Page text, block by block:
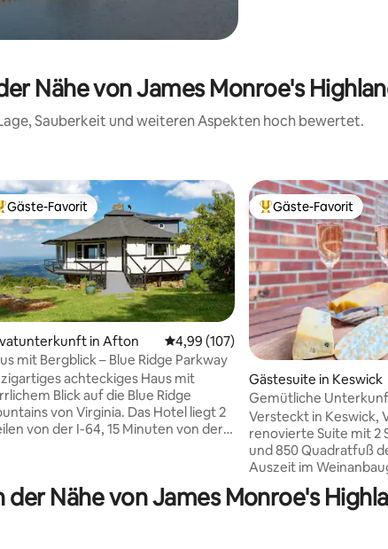
Nähe von James Monroe's
Sauberkeit und weiteren Aspekten hoch bewertet.
Bewertung: 5 von 5, 147 Bewertungen
Gäste-Favorit.
Gäste-Favorit
in Afton Durchschnittliche Bewertung: 4,99
4,99 (107)
mit Bergblick – Blue Ridge Parkway
achteckiges Haus mit
Blick auf die Blue Ridge
von Virginia. Das Hotel liegt 2
von der I-64, 15 Minuten von der
Grundriss, perfekt für
Beliebter Gäste-
Gäste-Favorit
Gästesuite in Keswick
Gemütliche
der Nähe des Clifton
Versteckt in Keswick,
renovierte Suite mit 2
und 850 Quadratfuß
Auszeit im
Schlafzimmer mit
eine voll ausgestattete
Nähe von James Monroe's